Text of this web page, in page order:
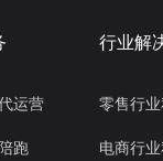
运营
跑
行业解
零售行
电商行